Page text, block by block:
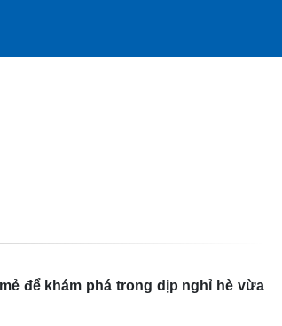
để khám phá trong dịp nghỉ hè vừa